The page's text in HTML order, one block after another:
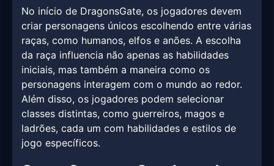
No início de DragonsGate, os jogadores devem
criar personagens únicos escolhendo entre várias
raças, como humanos, elfos e anões. A escolha
da raça influencia não apenas as habilidades
iniciais, mas também a maneira como os
personagens interagem com o mundo ao redor.
Além disso, os jogadores podem selecionar
classes distintas, como guerreiros, magos e
ladrões, cada um com habilidades e estilos de
jogo específicos.